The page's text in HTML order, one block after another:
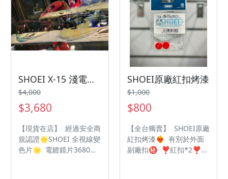
SHOEI X-15 淺電鍍變深電鍍 全視線
$4,000
$3,680
【現貨在店】 經過安全商
規認證🌟SHOEI 全視線變
色片🌟 電鍍鏡片3680🌝
SHOEI原廠紅扣烤漆
$1,000
$800
【全台獨賣】 SHOEI原廠
紅扣烤漆❤️‍🔥 有別於外面
副廠扣㊙️ ❣️紅扣*2❣️除